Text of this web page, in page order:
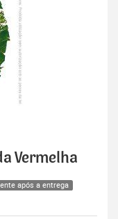
Vermelha
após a entrega